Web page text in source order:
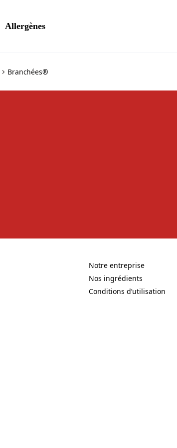
Allergènes
Branchées®
Notre entreprise
(Opens in a new tab)
Nos ingrédients
(Opens in a new tab)
Conditions d’utilisation
(Opens in a new tab)